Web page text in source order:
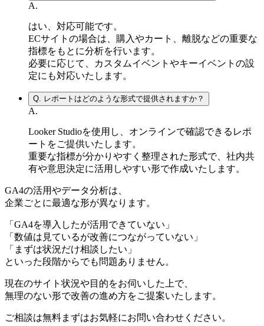
A.
はい、対応可能です。
ECサイトの場合は、購入やカート、離脱などの重要な
指標をもとに分析を行います。
必要に応じて、カスタムイベントやキーイベントの設
定にも対応いたします。
Q. レポートはどのような形式で提供されますか？
A.
Looker Studioを使用し、オンラインで確認できるレポ
ートをご提供いたします。
重要な指標が分かりやすく整理された形式で、社内共
有や意思決定に活用しやすい形で作成いたします。
GA4の活用やデータ分析は、
企業ごとに最適な形が異なります。
「GA4を導入したが活用できていない」
「数値は見ているが改善につながっていない」
「まずは状況だけ相談したい」
といった段階からでも問題ありません。
現在のサイト状況や目的をお伺いした上で、
無理のない形で改善の進め方をご提案いたします。
ご相談は無料まずはお気軽にお問い合わせください。